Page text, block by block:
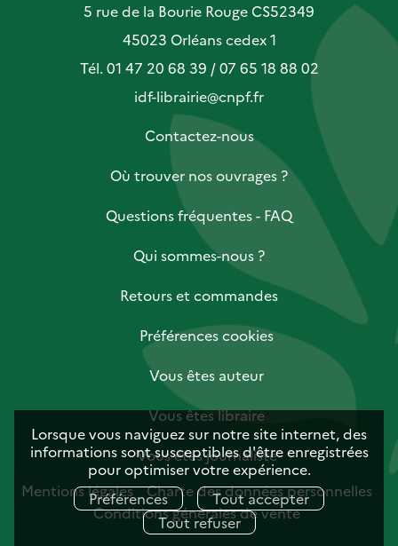
Lorsque vous naviguez sur notre site internet, des
informations sont susceptibles d'être enregistrées
pour optimiser votre expérience.
Préférences
Tout accepter
Tout refuser
5 rue de la Bourie Rouge CS52349
45023 Orléans cedex 1
Tél. 01 47 20 68 39 / 07 65 18 88 02
idf-librairie@cnpf.fr
Contactez-nous
Où trouver nos ouvrages ?
Questions fréquentes - FAQ
Qui sommes-nous ?
Retours et commandes
Préférences cookies
Vous êtes auteur
Vous êtes libraire
Vous êtes journaliste
Mentions légales
Charte des données personnelles
Conditions générales de vente